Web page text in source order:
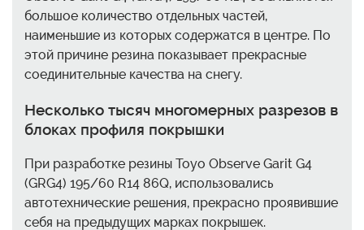
большое количество отдельных частей,
наименьшие из которых содержатся в центре. По
этой причине резина показывает прекрасные
соединительные качества на снегу.
Несколько тысяч многомерных разрезов в
блоках профиля покрышки
При разработке резины Toyo Observe Garit G4
(GRG4) 195/60 R14 86Q, использовались
автотехнические решения, прекрасно проявившие
себя на предыдущих марках покрышек.